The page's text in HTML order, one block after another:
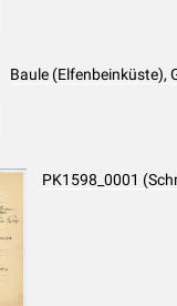
Baule (Elfenbeinküste),
PK1598_0001